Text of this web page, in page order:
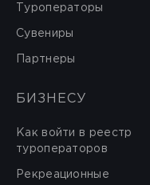
Туроператоры
Сувениры
Партнеры
БИЗНЕСУ
Как войти в реестр
туроператоров
Рекреационные